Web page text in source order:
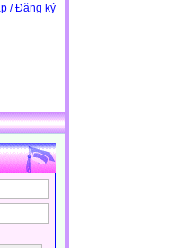
/ Đăng ký